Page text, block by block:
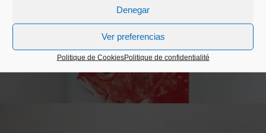
Denegar
Ver preferencias
Politique de CookiesPolitique de confidentialité
Carnet artésanale
15,00
Carnet réalisé à la main à partir de feuilles décoratives de